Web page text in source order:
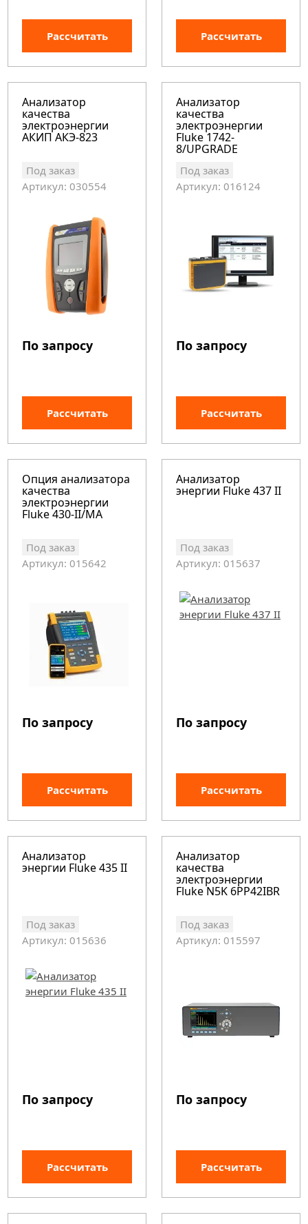
Рассчитать Рассчитать
Анализатор
качества
электроэнергии
АКИП АКЭ-823
Под заказ
Артикул: 030554
По запросу
Рассчитать
Анализатор
качества
электроэнергии
Fluke 1742-
8/UPGRADE
Под заказ
Артикул: 016124
По запросу
Рассчитать
Опция анализатора
качества
электроэнергии
Fluke 430-II/MA
Под заказ
Артикул: 015642
По запросу
Рассчитать
Анализатор
энергии Fluke 437 II
Под заказ
Артикул: 015637
По запросу
Рассчитать
Анализатор
энергии Fluke 435 II
Под заказ
Артикул: 015636
По запросу
Рассчитать
Анализатор
качества
электроэнергии
Fluke N5K 6PP42IBR
Под заказ
Артикул: 015597
По запросу
Рассчитать